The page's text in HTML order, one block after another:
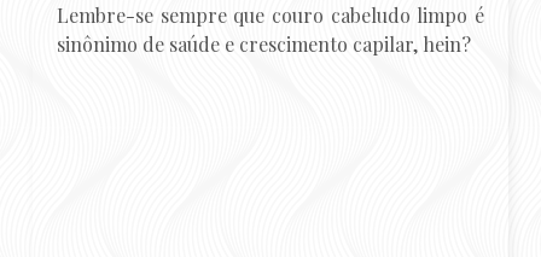
Lembre-se sempre que couro cabeludo limpo é
sinônimo de saúde e crescimento capilar, hein?